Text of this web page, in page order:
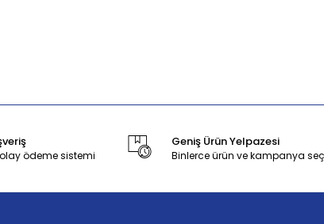
ödeme sistemi
Geniş Ürün Yelpazesi
Binlerce ürün ve kampanya